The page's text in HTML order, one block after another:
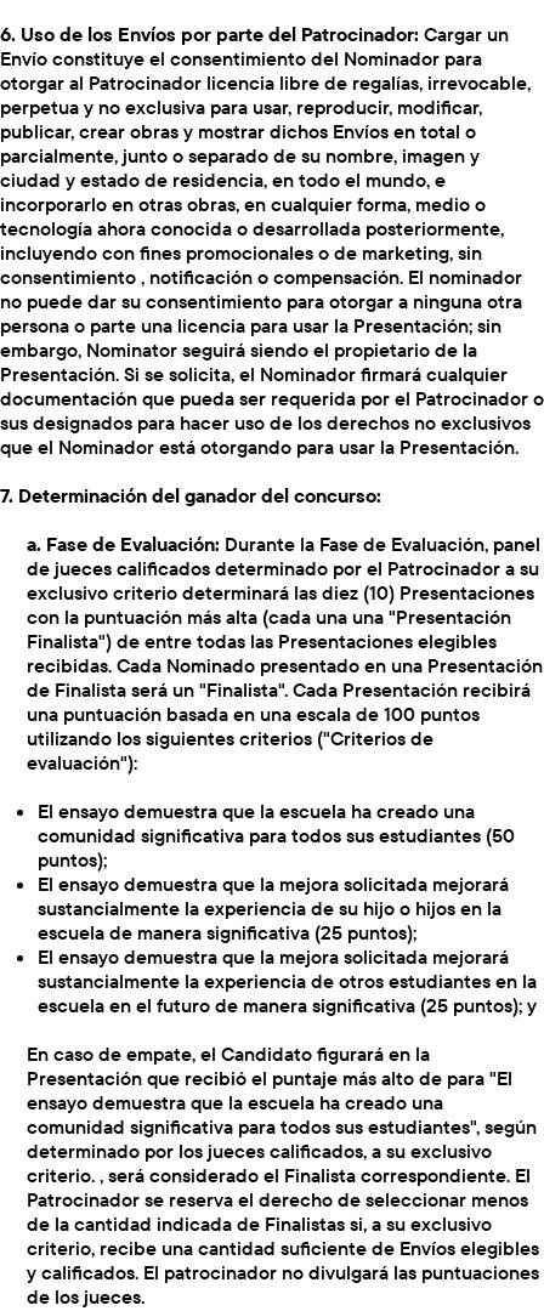
6. Uso de los Envíos por parte del Patrocinador: Cargar un
Envío constituye el consentimiento del Nominador para
otorgar al Patrocinador licencia libre de regalías, irrevocable,
perpetua y no exclusiva para usar, reproducir, modificar,
publicar, crear obras y mostrar dichos Envíos en total o
parcialmente, junto o separado de su nombre, imagen y
ciudad y estado de residencia, en todo el mundo, e
incorporarlo en otras obras, en cualquier forma, medio o
tecnología ahora conocida o desarrollada posteriormente,
incluyendo con fines promocionales o de marketing, sin
consentimiento , notificación o compensación. El nominador
no puede dar su consentimiento para otorgar a ninguna otra
persona o parte una licencia para usar la Presentación; sin
embargo, Nominator seguirá siendo el propietario de la
Presentación. Si se solicita, el Nominador firmará cualquier
documentación que pueda ser requerida por el Patrocinador o
sus designados para hacer uso de los derechos no exclusivos
que el Nominador está otorgando para usar la Presentación.
7. Determinación del ganador del concurso:
a. Fase de Evaluación: Durante la Fase de Evaluación, panel
de jueces calificados determinado por el Patrocinador a su
exclusivo criterio determinará las diez (10) Presentaciones
con la puntuación más alta (cada una una "Presentación
Finalista") de entre todas las Presentaciones elegibles
recibidas. Cada Nominado presentado en una Presentación
de Finalista será un "Finalista". Cada Presentación recibirá
una puntuación basada en una escala de 100 puntos
utilizando los siguientes criterios ("Criterios de
evaluación"):
El ensayo demuestra que la escuela ha creado una
comunidad significativa para todos sus estudiantes (50
puntos);
El ensayo demuestra que la mejora solicitada mejorará
sustancialmente la experiencia de su hijo o hijos en la
escuela de manera significativa (25 puntos);
El ensayo demuestra que la mejora solicitada mejorará
sustancialmente la experiencia de otros estudiantes en la
escuela en el futuro de manera significativa (25 puntos); y
En caso de empate, el Candidato figurará en la
Presentación que recibió el puntaje más alto de para "El
ensayo demuestra que la escuela ha creado una
comunidad significativa para todos sus estudiantes", según
determinado por los jueces calificados, a su exclusivo
criterio. , será considerado el Finalista correspondiente. El
Patrocinador se reserva el derecho de seleccionar menos
de la cantidad indicada de Finalistas si, a su exclusivo
criterio, recibe una cantidad suficiente de Envíos elegibles
y calificados. El patrocinador no divulgará las puntuaciones
de los jueces.